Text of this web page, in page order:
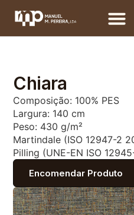
Chiara
Composição: 100% PES
Largura: 140 cm
Peso: 430 g/m²
Martindale (ISO 12947-2
Pilling (UNE-EN ISO
Encomendar Produto